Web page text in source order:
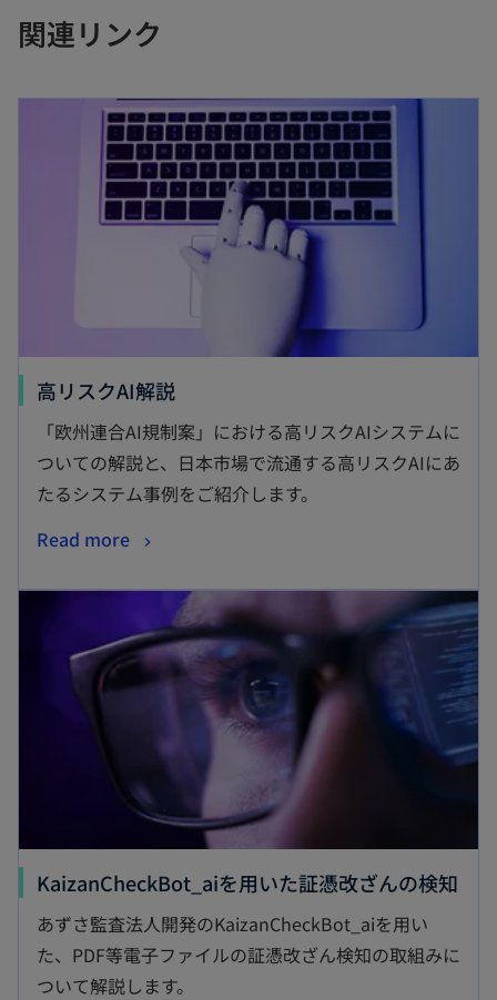
関連リンク
高リスクAI解説
「欧州連合AI規制案」における高リスクAIシステムに
ついての解説と、日本市場で流通する高リスクAIにあ
たるシステム事例をご紹介します。
Read more
KaizanCheckBot_aiを用いた証憑改ざんの検知
あずさ監査法人開発のKaizanCheckBot_aiを用い
た、PDF等電子ファイルの証憑改ざん検知の取組みに
ついて解説します。